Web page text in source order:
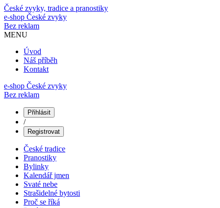
České zvyky, tradice a pranostiky
e-shop České zvyky
Bez reklam
MENU
Úvod
Náš příběh
Kontakt
e-shop České zvyky
Bez reklam
Přihlásit
/
Registrovat
České tradice
Pranostiky
Bylinky
Kalendář jmen
Svaté nebe
Strašidelné bytosti
Proč se říká